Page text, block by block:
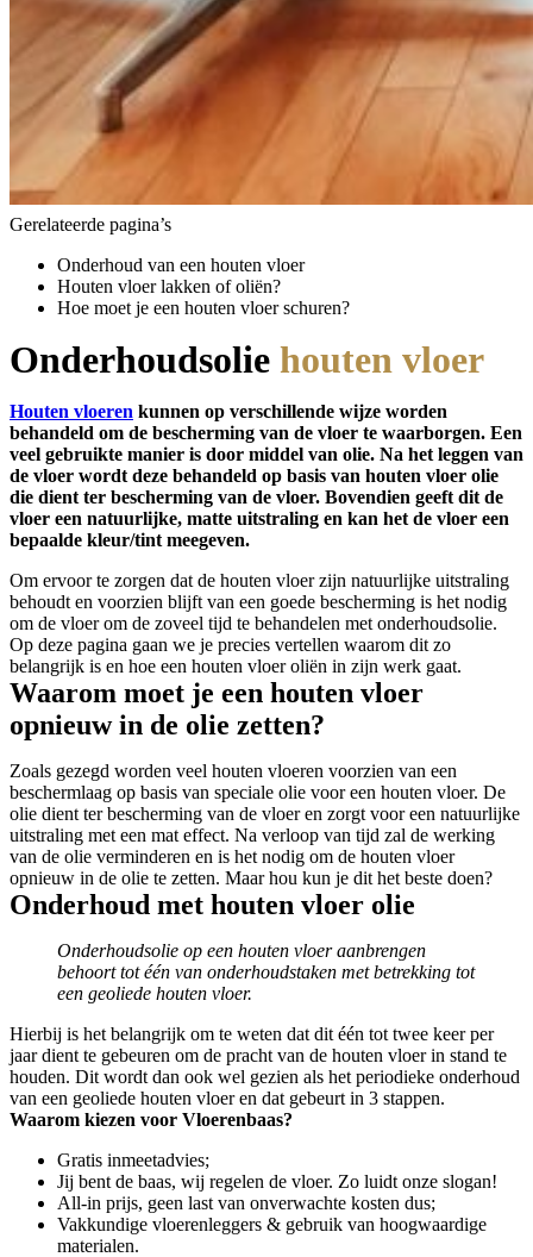
Gerelateerde pagina’s
Onderhoud van een houten vloer
Houten vloer lakken of oliën?
Hoe moet je een houten vloer schuren?
Onderhoudsolie houten vloer
Houten vloeren kunnen op verschillende wijze worden
behandeld om de bescherming van de vloer te waarborgen. Een
veel gebruikte manier is door middel van olie. Na het leggen van
de vloer wordt deze behandeld op basis van houten vloer olie
die dient ter bescherming van de vloer. Bovendien geeft dit de
vloer een natuurlijke, matte uitstraling en kan het de vloer een
bepaalde kleur/tint meegeven.
Om ervoor te zorgen dat de houten vloer zijn natuurlijke uitstraling
behoudt en voorzien blijft van een goede bescherming is het nodig
om de vloer om de zoveel tijd te behandelen met onderhoudsolie.
Op deze pagina gaan we je precies vertellen waarom dit zo
belangrijk is en hoe een houten vloer oliën in zijn werk gaat.
Waarom moet je een houten vloer
opnieuw in de olie zetten?
Zoals gezegd worden veel houten vloeren voorzien van een
beschermlaag op basis van speciale olie voor een houten vloer. De
olie dient ter bescherming van de vloer en zorgt voor een natuurlijke
uitstraling met een mat effect. Na verloop van tijd zal de werking
van de olie verminderen en is het nodig om de houten vloer
opnieuw in de olie te zetten. Maar hou kun je dit het beste doen?
Onderhoud met houten vloer olie
Onderhoudsolie op een houten vloer aanbrengen
behoort tot één van onderhoudstaken met betrekking tot
een geoliede houten vloer.
Hierbij is het belangrijk om te weten dat dit één tot twee keer per
jaar dient te gebeuren om de pracht van de houten vloer in stand te
houden. Dit wordt dan ook wel gezien als het periodieke onderhoud
van een geoliede houten vloer en dat gebeurt in 3 stappen.
Waarom kiezen voor Vloerenbaas?
Gratis inmeetadvies;
Jij bent de baas, wij regelen de vloer. Zo luidt onze slogan!
All-in prijs, geen last van onverwachte kosten dus;
Vakkundige vloerenleggers & gebruik van hoogwaardige
materialen.